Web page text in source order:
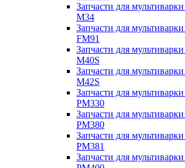
Запчасти для
M34
Запчасти для
FM91
Запчасти для
M40S
Запчасти для
M42S
Запчасти для
PM330
Запчасти для
PM380
Запчасти для
PM381
Запчасти для